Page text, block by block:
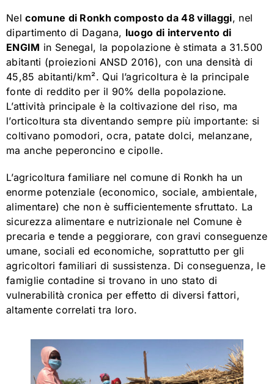
Nelcomune di Ronkh composto da 48 villaggi, nel
dipartimento di Dagana, luogo di intervento di
ENGIM in Senegal, la popolazione è stimata a 31.500
abitanti (proiezioni ANSD 2016), con una densità di
45,85 abitanti/km². Qui l’agricoltura è la principale
fonte di reddito per il 90% della popolazione.
L’attività principale è la coltivazione del riso, ma
l’orticoltura sta diventando sempre più importante: si
coltivano pomodori, ocra, patate dolci, melanzane,
ma anche peperoncino e cipolle.
L’agricoltura familiare nel comune di Ronkh ha un
enorme potenziale (economico, sociale, ambientale,
alimentare) che non è sufficientemente sfruttato. La
sicurezza alimentare e nutrizionale nel Comune è
precaria e tende a peggiorare, con gravi conseguenze
umane, sociali ed economiche, soprattutto per gli
agricoltori familiari di sussistenza. Di conseguenza, le
famiglie contadine si trovano in uno stato di
vulnerabilità cronica per effetto di diversi fattori,
altamente correlati tra loro.